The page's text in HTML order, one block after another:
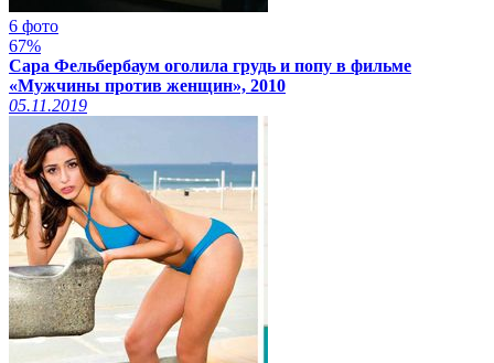
6 фото
67%
Сара Фельбербаум оголила грудь и попу в фильме
«Мужчины против женщин», 2010
05.11.2019